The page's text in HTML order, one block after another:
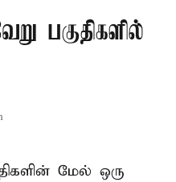
பகுதிகளில்
மேல் ஒரு